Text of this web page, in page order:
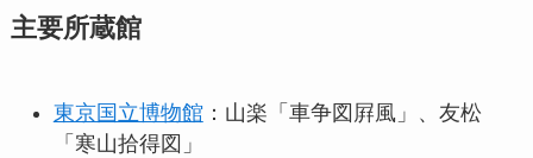
主要所蔵館
東京国立博物館：山楽「車争図屛風」、友松
「寒山拾得図」